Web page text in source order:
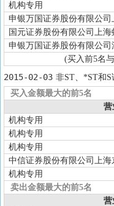
机构专用
申银万国证券股份有限公
国元证券股份有限公司上
申银万国证券股份有限公
(买入前5名
2015-02-03 非ST、*ST和
买入金额最大的前5名
营
机构专用
机构专用
机构专用
中信证券股份有限公司上
机构专用
卖出金额最大的前5名
营